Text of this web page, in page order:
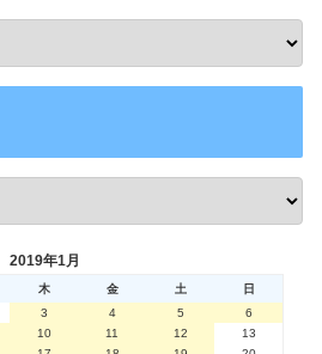
2019年1月
木 金 土
日
3 4 5
6
10 11 12
13